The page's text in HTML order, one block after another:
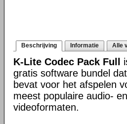
Beschrijving Informatie Alle
K-Lite Codec Pack Full
gratis software bundel
bevat voor het afspelen
meest populaire audio- en
videoformaten.